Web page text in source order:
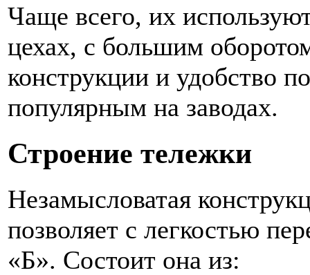
Чаще всего, их
цехах, с большим
конструкции и удобство
популярным на заводах.
Строение тележки
Незамысловатая
позволяет с легкостью
«Б». Состоит она из: